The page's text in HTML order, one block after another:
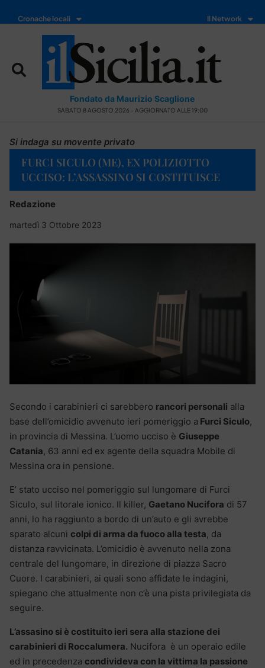
Cronache locali Il Network
Fondato da Maurizio Scaglione
SABATO 8 AGOSTO 2026 - AGGIORNATO ALLE 19:00
Si indaga su movente privato
FURCI SICULO (ME), EX POLIZIOTTO
UCCISO: L’ASSASSINO SI COSTITUISCE
Redazione
martedì 3 Ottobre 2023
Secondo i carabinieri ci sarebbero rancori personali alla
base dell’omicidio avvenuto ieri pomeriggio a Furci Siculo,
in provincia di Messina. L’uomo ucciso è Giuseppe
Catania, 63 anni ed ex agente della squadra Mobile di
Messina ora in pensione.
E’ stato ucciso nel pomeriggio sul lungomare di Furci
Siculo, sul litorale ionico. Il killer, Gaetano Nucifora di 57
anni, lo ha raggiunto a bordo di un’auto e gli avrebbe
sparato alcuni colpi di arma da fuoco alla testa, da
distanza ravvicinata. L’omicidio è avvenuto nella zona
centrale del lungomare, in direzione di piazza Sacro
Cuore. I carabinieri, ai quali sono affidate le indagini,
spiegano che attualmente non c’è una pista privilegiata da
seguire.
L’assasino si è costituito ieri sera alla stazione dei
carabinieri di Roccalumera. Nucifora è un operaio edile
ed in precedenza condivideva con la vittima la passione